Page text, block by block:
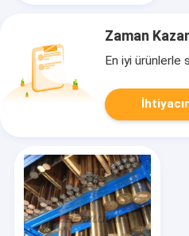
Zaman
En iyi ürünlerle